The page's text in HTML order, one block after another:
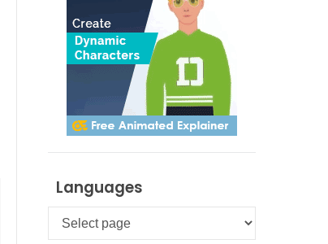
Languages
Languages